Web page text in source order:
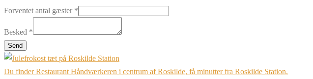
Forventet antal gæster *
Besked *
Send
Du finder Restaurant Håndværkeren i centrum af Roskilde, få minutter fra Roskilde Station.